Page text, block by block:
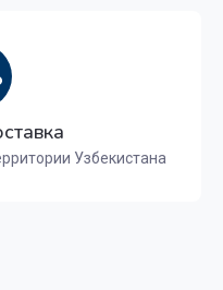
Узбекистана